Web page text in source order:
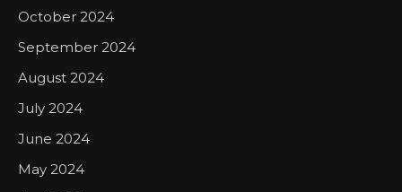
October 2024
September 2024
August 2024
July 2024
June 2024
May 2024